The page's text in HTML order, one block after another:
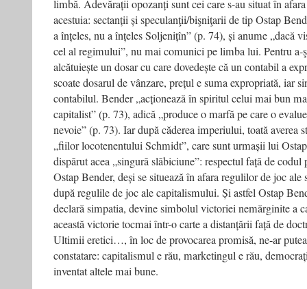
limbă. Adevărații opozanți sunt cei care s-au situat în
acestuia: sectanții și speculanţii/bişniţarii de tip Ostap
a înțeles, nu a înțeles Soljenițîn” (p. 74), și anume „dacă
cel al regimului”, nu mai comunici pe limba lui. Pentru
alcătuiește un dosar cu care dovedește că un contabil a
scoate dosarul de vânzare, prețul e suma expropriată, iar
contabilul. Bender „acționează în spiritul celui mai bun
capitalist” (p. 73), adică „produce o marfă pe care o
nevoie” (p. 73). Iar după căderea imperiului, toată averea
„fiilor locotenentului Schmidt”, care sunt urmașii lui
dispărut acea „singură slăbiciune”: respectul față de
Ostap Bender, deși se situează în afara regulilor de joc
după regulile de joc ale capitalismului. Și astfel Ostap
declară simpatia, devine simbolul victoriei nemărginite a
această victorie tocmai într-o carte a distanțării față de
Ultimii eretici…, în loc de provocarea promisă, ne-ar
constatare: capitalismul e rău, marketingul e rău,
inventat altele mai bune.